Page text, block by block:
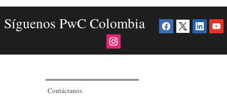
Síguenos PwC Colombia
Contáctanos